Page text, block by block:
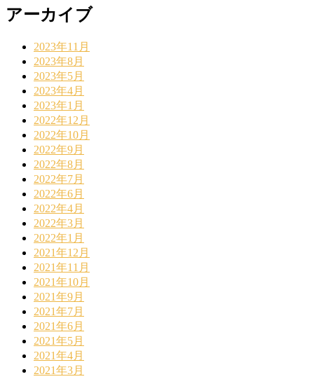
アーカイブ
2023年11月
2023年8月
2023年5月
2023年4月
2023年1月
2022年12月
2022年10月
2022年9月
2022年8月
2022年7月
2022年6月
2022年4月
2022年3月
2022年1月
2021年12月
2021年11月
2021年10月
2021年9月
2021年7月
2021年6月
2021年5月
2021年4月
2021年3月